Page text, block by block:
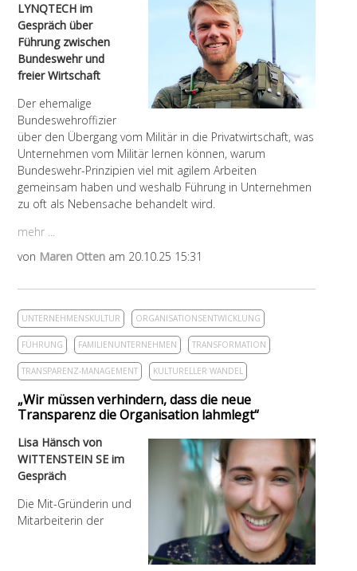
LYNQTECH im
Gespräch über
Führung zwischen
Bundeswehr und
freier Wirtschaft
Der ehemalige
Bundeswehroffizier
über den Übergang vom Militär in die Privatwirtschaft, was
Unternehmen vom Militär lernen können, warum
Bundeswehr-Prinzipien viel mit agilem Arbeiten
gemeinsam haben und weshalb Führung in Unternehmen
zu oft als Nebensache behandelt wird.
mehr ...
von Maren Otten am 20.10.25 15:31
UNTERNEHMENSKULTUR ORGANISATIONSENTWICKLUNG
FÜHRUNG FAMILIENUNTERNEHMEN TRANSFORMATION
TRANSPARENZ-MANAGEMENT KULTURELLER WANDEL
„Wir müssen verhindern, dass die neue
Transparenz die Organisation lahmlegt“
Lisa Hänsch von
WITTENSTEIN SE im
Gespräch
Die Mit-Gründerin und
Mitarbeiterin der